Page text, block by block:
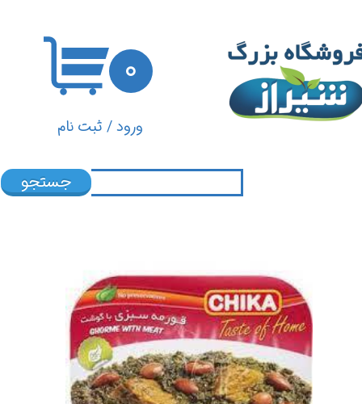
ورود/ ثبت نام
تغییر گذر واژه
سفارشات
۰
جستجو